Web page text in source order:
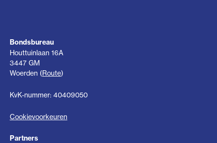
Bondsbureau
Houttuinlaan 16A
3447 GM
Woerden (Route)
KvK-nummer: 40409050
Cookievoorkeuren
Partners